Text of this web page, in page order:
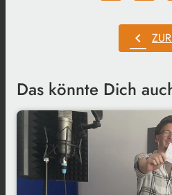
chevron_left
Das könnte Dich